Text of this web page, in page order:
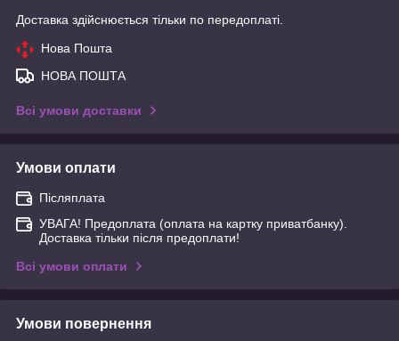
Доставка здійснюється тільки по передоплаті.
Нова Пошта
НОВА ПОШТА
Всі умови доставки
Умови оплати
Післяплата
УВАГА! Предоплата (оплата на картку приватбанку).
Доставка тільки після предоплати!
Всі умови оплати
Умови повернення